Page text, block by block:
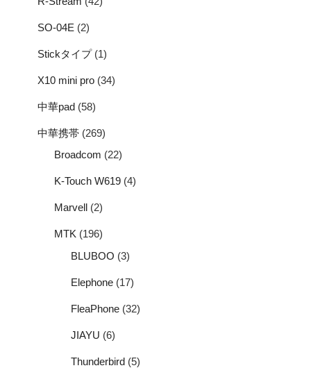
SO-04E (2)
Stickタイプ(1)
X10 mini pro (34)
中華pad (58)
中華携帯 (269)
Broadcom (22)
K-Touch W619 (4)
Marvell (2)
MTK (196)
BLUBOO (3)
Elephone (17)
FleaPhone (32)
JIAYU (6)
Thunderbird (5)